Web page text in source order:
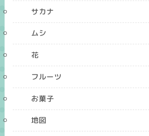
サカナ
ムシ
花
フルーツ
お菓子
地図